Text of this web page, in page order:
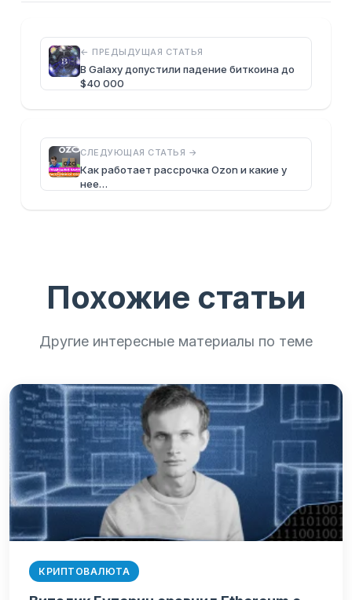
← ПРЕДЫДУЩАЯ СТАТЬЯ
В Galaxy допустили падение биткоина до
$40 000
СЛЕДУЮЩАЯ СТАТЬЯ →
Как работает рассрочка Ozon и какие у
нее…
Похожие статьи
Другие интересные материалы по теме
КРИПТОВАЛЮТА